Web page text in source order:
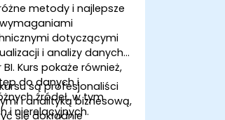
metody i najlepsze
dotyczącymi
i analizy danych
Kurs pokaże również,
do danych i
źródeł, w tym
i nierelacyjnych.
są profesjonaliści
i analityką biznesową,
się dokładnie